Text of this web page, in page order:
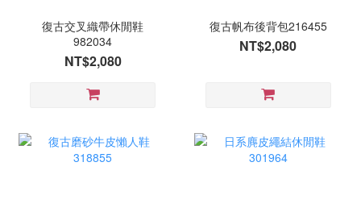
復古交叉織帶休閒鞋
982034
NT$2,080
復古帆布後背包216455
NT$2,080